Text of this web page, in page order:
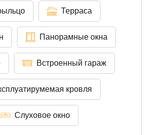
Терраса
Панорамные окна
Встроенный гараж
кровля
Слуховое окно